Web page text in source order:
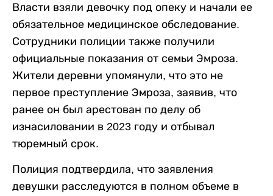
Власти взяли девочку под опеку и начали ее
обязательное медицинское обследование.
Сотрудники полиции также получили
официальные показания от семьи Эмроза.
Жители деревни упомянули, что это не
первое преступление Эмроза, заявив, что
ранее он был арестован по делу об
изнасиловании в 2023 году и отбывал
тюремный срок.
Полиция подтвердила, что заявления
девушки расследуются в полном объеме в